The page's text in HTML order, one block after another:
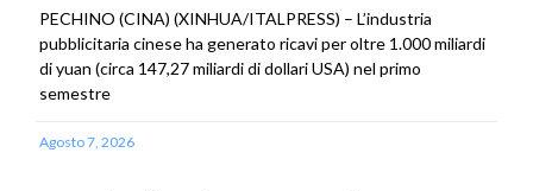
PECHINO (CINA) (XINHUA/ITALPRESS) – L’industria
pubblicitaria cinese ha generato ricavi per oltre 1.000 miliardi
di yuan (circa 147,27 miliardi di dollari USA) nel primo
semestre
Agosto 7, 2026